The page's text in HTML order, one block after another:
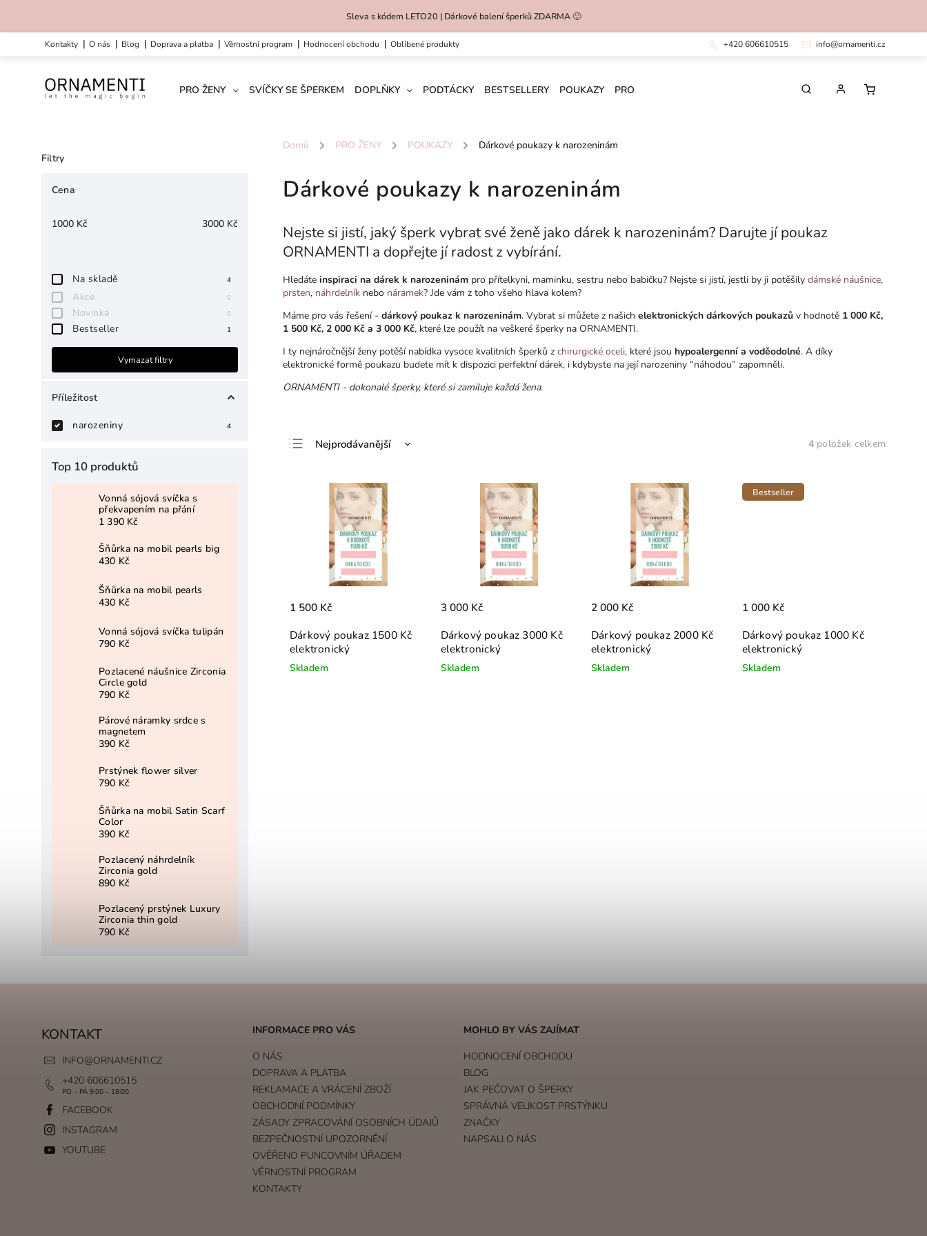
Sleva s kódem LETO20 | Dárkové balení šperků ZDARMA 🙂
+420 606610515 info@ornamenti.cz
kontakty o nás blog doprava a platba věrnostní program hodnocení obchodu oblíbené produkty
PRO ŽENY SVÍČKY SE ŠPERKEM DOPLŇKY PODTÁCKY BESTSELLERY POUKAZY PRO DĚTI CHIRURGICKÁ OCEL
Domů / PRO ŽENY / POUKAZY /
Dárkové poukazy k narozeninám
Filtry
Cena
1000 Kč 3000 Kč
Na skladě 4
Akce 0
Novinka 0
Bestseller 1
Příležitost
narozeniny 4
Vymazat filtry
Top 10 produktů
Vonná sójová svíčka s
překvapením na přání
1 390 Kč
Šňůrka na mobil pearls big
430 Kč
Šňůrka na mobil pearls
430 Kč
Vonná sójová svíčka tulipán
790 Kč
Pozlacené náušnice Zirconia
Circle gold
790 Kč
Párové náramky srdce s
magnetem
390 Kč
Prstýnek flower silver
790 Kč
Šňůrka na mobil Satin Scarf
Color
390 Kč
Pozlacený náhrdelník
Zirconia gold
890 Kč
Pozlacený prstýnek Luxury
Zirconia thin gold
790 Kč
Dárkové poukazy k narozeninám
Nejste si jistí, jaký šperk vybrat své ženě jako dárek k narozeninám? Darujte jí poukaz
ORNAMENTI a dopřejte jí radost z vybírání.
Hledáte inspiraci na dárek k narozeninám pro přítelkyni, maminku, sestru nebo babičku? Nejste si jistí, jestli by ji potěšily dámské náušnice,
prsten, náhrdelník nebo náramek? Jde vám z toho všeho hlava kolem?
Máme pro vás řešení - dárkový poukaz k narozeninám. Vybrat si můžete z našich elektronických dárkových poukazů v hodnotě 1 000 Kč,
1 500 Kč, 2 000 Kč a 3 000 Kč, které lze použít na veškeré šperky na ORNAMENTI.
I ty nejnáročnější ženy potěší nabídka vysoce kvalitních šperků z chirurgické oceli, které jsou hypoalergenní a voděodolné. A díky
elektronické formě poukazu budete mít k dispozici perfektní dárek, i kdybyste na její narozeniny “náhodou” zapomněli.
ORNAMENTI - dokonalé šperky, které si zamiluje každá žena.
Nejprodávanější
Nejdražší
Abecedně
4 položek celkem
Dárkový poukaz 1500 Kč
elektronický
Skladem
1 500 Kč
Dárkový poukaz 3000 Kč
elektronický
Skladem
3 000 Kč
Dárkový poukaz 2000 Kč
elektronický
Skladem
2 000 Kč
Bestseller
Dárkový poukaz 1000 Kč
elektronický
Skladem
1 000 Kč
KONTAKT
INFO@ORNAMENTI.CZ
+420 606610515
PO – PÁ 9:00 – 18:00
FACEBOOK
INSTAGRAM
YOUTUBE
INFORMACE PRO VÁS
O NÁS
DOPRAVA A PLATBA
REKLAMACE A VRÁCENÍ ZBOŽÍ
OBCHODNÍ PODMÍNKY
ZÁSADY ZPRACOVÁNÍ OSOBNÍCH ÚDAJŮ
BEZPEČNOSTNÍ UPOZORNĚNÍ
OVĚŘENO PUNCOVNÍM ÚŘADEM
VĚRNOSTNÍ PROGRAM
KONTAKTY
MOHLO BY VÁS ZAJÍMAT
HODNOCENÍ OBCHODU
BLOG
JAK PEČOVAT O ŠPERKY
SPRÁVNÁ VELIKOST PRSTÝNKU
ZNAČKY
NAPSALI O NÁS